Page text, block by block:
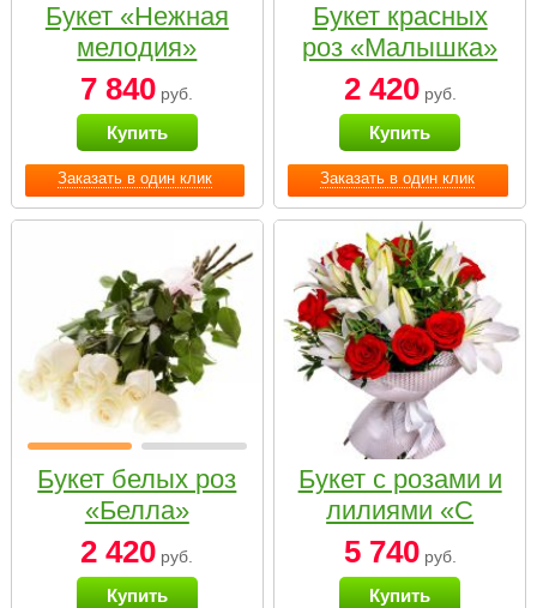
Заказать в один клик
Букет «Нежная
мелодия»
7 840 руб.
Купить
Заказать в один клик
Букет красных
роз «Малышка»
2 420руб.
Купить
Букет белых роз
«Белла»
2 420 руб.
Купить
Букет с розами и
лилиями «С
наилучшими
пожеланиями»
5 740руб.
Купить